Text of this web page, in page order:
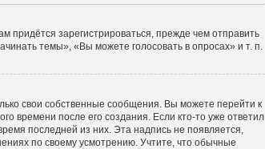
зарегистрироваться, прежде чем отправить
темы», «Вы можете голосовать в опросах» и т. п.
свои собственные сообщения. Вы можете перейти к
времени после его создания. Если кто-то уже ответил
последней из них. Эта надпись не появляется,
по своему усмотрению. Учтите, что обычные